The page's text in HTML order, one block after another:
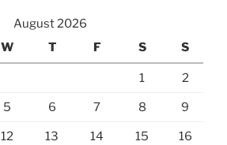
August 2026
W T F S S
1 2
5 6 7 8 9
12 13 14 15 16